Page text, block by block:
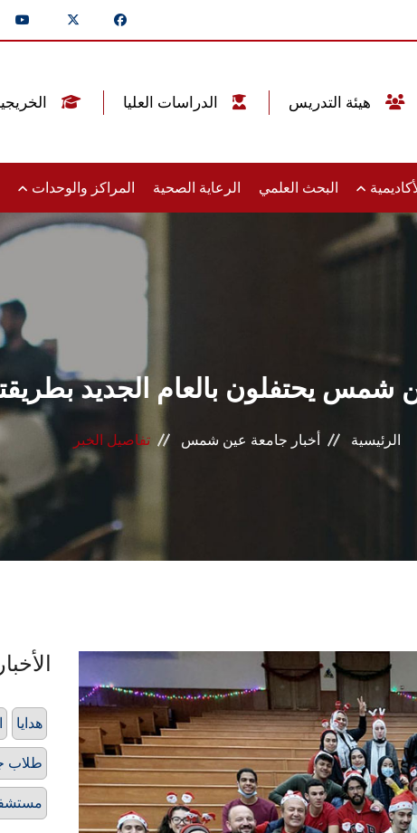
البحث العلمي الرعاية الصحية المراكز والوحدات
شمس يحتفلون بالعام الجديد
الرئيسية أخبار جامعة عين شمس تفاصيل الخبر
هدايا
طلاب